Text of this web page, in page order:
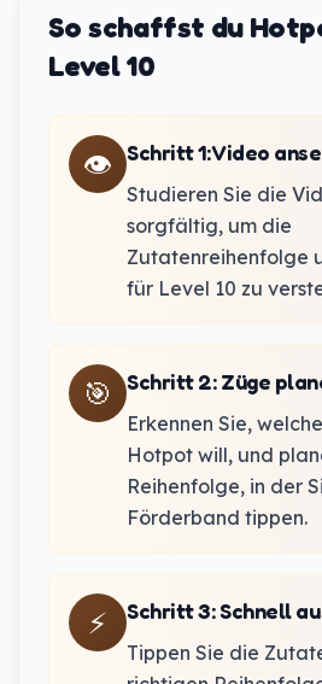
So schaffst du
Level 10
👁️ Schritt 1:Video
Studieren Sie die
sorgfältig, um die
Zutatenreihenfolge
für Level 10 zu
🎯 Schritt 2:Züge
Erkennen Sie,
Hotpot will, und
Reihenfolge, in der
Förderband tippen.
⚡ Schritt 3:Schnell
Tippen Sie die